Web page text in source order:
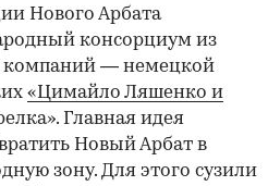
Нового Арбата
консорциум из
компаний — немецкой
«Цимайло Ляшенко и
Главная идея
Новый Арбат в
зону. Для этого сузили